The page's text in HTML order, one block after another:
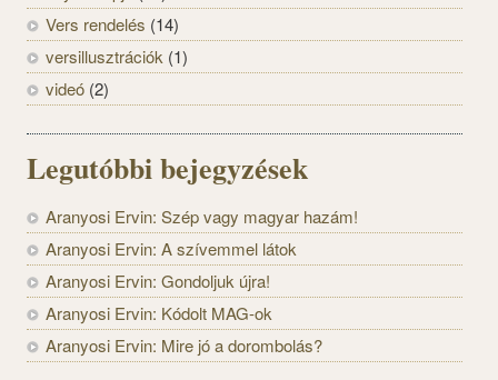
Vers rendelés (14)
versillusztrációk (1)
videó (2)
Legutóbbi bejegyzések
Aranyosi Ervin: Szép vagy magyar hazám!
Aranyosi Ervin: A szívemmel látok
Aranyosi Ervin: Gondoljuk újra!
Aranyosi Ervin: Kódolt MAG-ok
Aranyosi Ervin: Mire jó a dorombolás?